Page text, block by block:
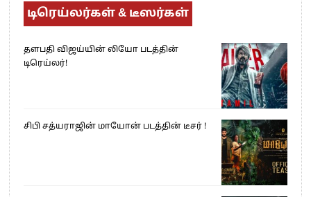
டிரெய்லர்கள் & டீஸர்கள்
தளபதி விஜய்யின் லியோ படத்தின்
டிரெய்லர்!
சிபி சத்யராஜின் மாயோன் படத்தின் டீசர் !